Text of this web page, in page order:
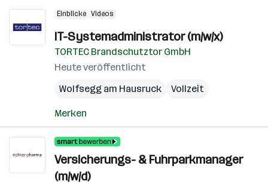
Einblicke Videos
IT-Systemadministrator (m/w/x)
TORTEC Brandschutztor GmbH
Heute veröffentlicht
Wolfsegg am Hausruck
Vollzeit
Merken
Versicherungs- & Fuhrparkmanager
(m/w/d)